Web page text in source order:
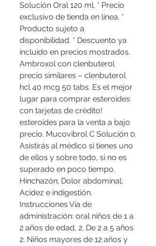
Solución Oral 120 ml. * Precio
exclusivo de tienda en línea. *
Producto sujeto a
disponibilidad. * Descuento ya
incluído en precios mostrados.
Ambroxol con clenbuterol
precio similares – clenbuterol
hcl 40 mcg 50 tabs. Es el mejor
lugar para comprar esteroides
con tarjetas de crédito!
esteroides para la venta a bajo
precio. Mucovibrol C Solución 0.
Asistirás al médico si tienes uno
de ellos y sobre todo, si no es
superado en poco tiempo.
Hinchazón; Dolor abdominal;
Acidez e indigestión.
Instrucciones Vía de
administración: oral niños de 1 a
2 años de edad, 2. De 2 a 5 años
2. Niños mayores de 12 años y